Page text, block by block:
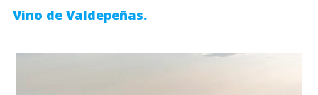
Vino de Valdepeñas.